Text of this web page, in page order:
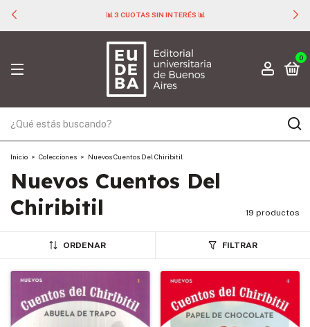
📊 3 CUOTAS SIN INTERÉS 📊
0
Inicio > Colecciones > Nuevos Cuentos Del Chiribitil
Nuevos Cuentos Del
Chiribitil
19 productos
ORDENAR FILTRAR